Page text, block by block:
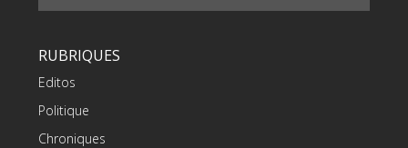
RUBRIQUES
Editos
Politique
Chroniques